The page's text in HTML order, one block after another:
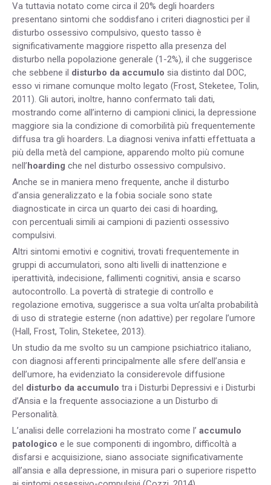
Va tuttavia notato come circa il 20% degli hoarders
presentano sintomi che soddisfano i criteri diagnostici per il
disturbo ossessivo compulsivo, questo tasso è
significativamente maggiore rispetto alla presenza del
disturbo nella popolazione generale (1-2%), il che suggerisce
che sebbene il disturbo da accumulo sia distinto dal DOC,
esso vi rimane comunque molto legato (Frost, Steketee, Tolin,
2011). Gli autori, inoltre, hanno confermato tali dati,
mostrando come all’interno di campioni clinici, la depressione
maggiore sia la condizione di comorbilità più frequentemente
diffusa tra gli hoarders. La diagnosi veniva infatti effettuata a
più della metà del campione, apparendo molto più comune
nell’ hoarding che nel disturbo ossessivo compulsivo.
Anche se in maniera meno frequente, anche il disturbo
d’ansia generalizzato e la fobia sociale sono state
diagnosticate in circa un quarto dei casi di hoarding,
con percentuali simili ai campioni di pazienti ossessivo
compulsivi.
Altri sintomi emotivi e cognitivi, trovati frequentemente in
gruppi di accumulatori, sono alti livelli di inattenzione e
iperattività, indecisione, fallimenti cognitivi, ansia e scarso
autocontrollo. La povertà di strategie di controllo e
regolazione emotiva, suggerisce a sua volta un’alta probabilità
di uso di strategie esterne (non adattive) per regolare l’umore
(Hall, Frost, Tolin, Steketee, 2013).
Un studio da me svolto su un campione psichiatrico italiano,
con diagnosi afferenti principalmente alle sfere dell’ansia e
dell’umore, ha evidenziato la considerevole diffusione
del disturbo da accumulo tra i Disturbi Depressivi e i Disturbi
d’Ansia e la frequente associazione a un Disturbo di
Personalità.
L’analisi delle correlazioni ha mostrato come l’ accumulo
patologico e le sue componenti di ingombro, difficoltà a
disfarsi e acquisizione, siano associate significativamente
all’ansia e alla depressione, in misura pari o superiore rispetto